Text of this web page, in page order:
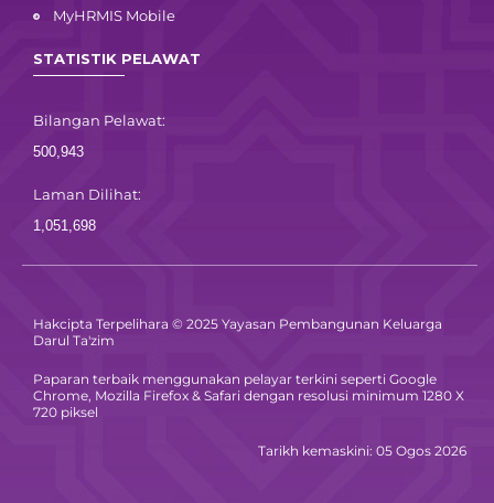
MyHRMIS Mobile
STATISTIK PELAWAT
Bilangan Pelawat:
500,943
Laman Dilihat:
1,051,698
Hakcipta Terpelihara © 2025 Yayasan Pembangunan Keluarga
Darul Ta'zim
Paparan terbaik menggunakan pelayar terkini seperti Google
Chrome, Mozilla Firefox & Safari dengan resolusi minimum 1280 X
720 piksel
Tarikh kemaskini: 05 Ogos 2026